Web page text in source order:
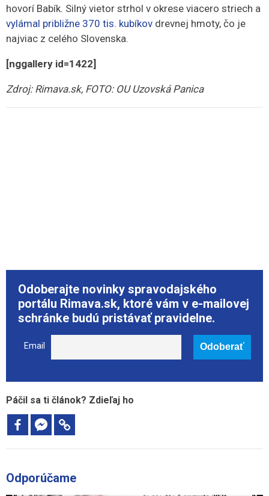
hovorí Babík. Silný vietor strhol v okrese viacero striech a
vylámal približne 370 tis. kubíkov drevnej hmoty, čo je
najviac z celého Slovenska.
[nggallery id=1422]
Zdroj: Rimava.sk, FOTO: OU Uzovská Panica
Odoberajte novinky spravodajského
portálu Rimava.sk, ktoré vám v e-mailovej
schránke budú pristávať pravidelne.
Email
Páčil sa ti článok? Zdieľaj ho
Odporúčame